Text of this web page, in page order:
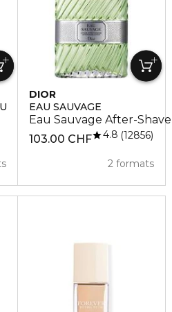
DIOR
EAU SAUVAGE
Eau Sauvage After-
103.00 CHF
2 formats
4.8 12856